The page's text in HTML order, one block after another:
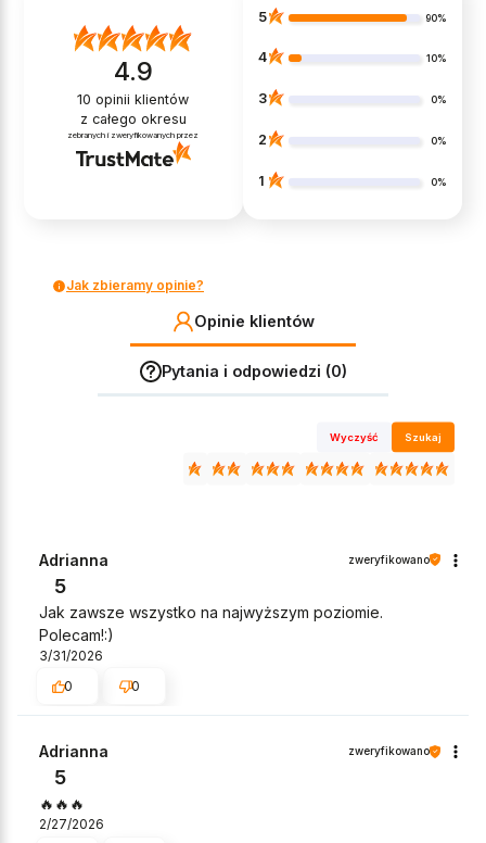
4.9
10 opinii klientów
z całego okresu
zebranych i zweryfikowanych przez
5 90%
4 10%
3 0%
2 0%
1 0%
Jak zbieramy opinie?
Opinie klientów
Pytania i odpowiedzi (0)
Wyczyść Szukaj
Adrianna zweryfikowano
5
Jak zawsze wszystko na najwyższym poziomie.
Polecam!:)
3/31/2026
0
0
Adrianna zweryfikowano
5
🔥🔥🔥
2/27/2026